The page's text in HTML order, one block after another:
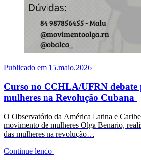
Publicado em 15.maio.2026
Curso no CCHLA/UFRN debate
mulheres na Revolução Cubana
O Observatório da América Latina e
movimento de mulheres Olga Benario,
das mulheres na revolução…
Continue lendo